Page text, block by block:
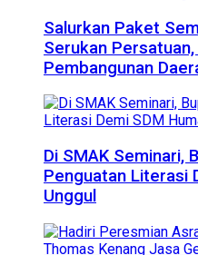
Salurkan Paket
Serukan
Pembangunan
Di SMAK Seminari,
Penguatan Literasi
Unggul